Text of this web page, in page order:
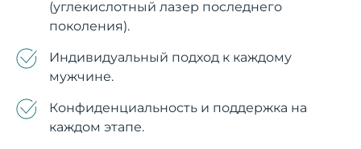
(углекислотный лазер последнего
поколения).
Индивидуальный подход к каждому
мужчине.
Конфиденциальность и поддержка на
каждом этапе.